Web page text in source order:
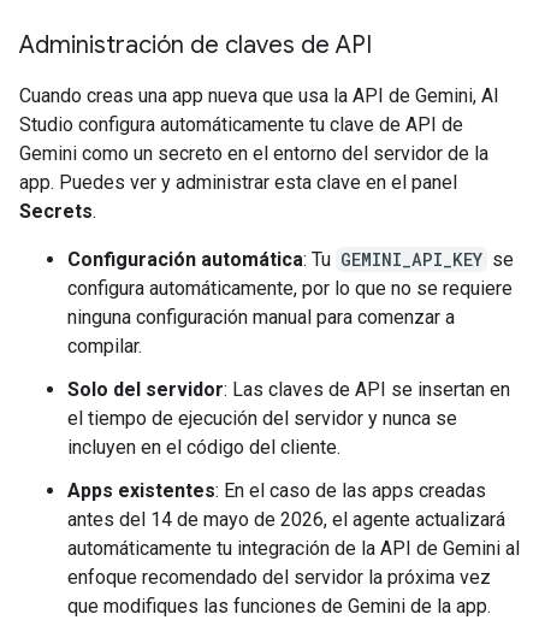
Administración de claves de API
Cuando creas una app nueva que usa la API de Gemini, AI
Studio configura automáticamente tu clave de API de
Gemini como un secreto en el entorno del servidor de la
app. Puedes ver y administrar esta clave en el panel
Secrets.
Configuración automática: Tu GEMINI_API_KEY se
configura automáticamente, por lo que no se requiere
ninguna configuración manual para comenzar a
compilar.
Solo del servidor: Las claves de API se insertan en
el tiempo de ejecución del servidor y nunca se
incluyen en el código del cliente.
Apps existentes: En el caso de las apps creadas
antes del 14 de mayo de 2026, el agente actualizará
automáticamente tu integración de la API de Gemini al
enfoque recomendado del servidor la próxima vez
que modifiques las funciones de Gemini de la app.